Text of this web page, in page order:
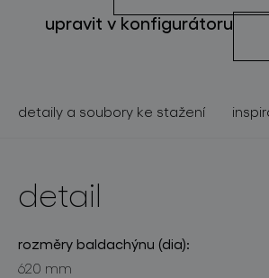
upravit v konfigurátoru
detaily a soubory ke stažení
detail
rozměry baldachýnu (dia):
620 mm